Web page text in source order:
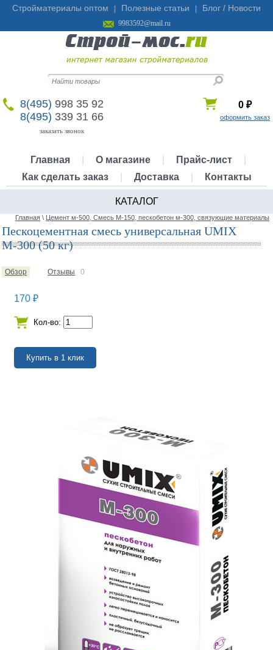
Стройматериалы оптом Полезные статьи Блог / Новости
9983592@mail.ru
8(495) 998 35 92
8(495) 339 31 66
заказать звонок
0 ₽
оформить заказ
Главная О магазине Прайс-лист
Как сделать заказ
Доставка Контакты
КАТАЛОГ
Главная \ Цемент м-500, Смесь М-150, пескобетон м-300, связующие материалы
Пескоцементная смесь универсальная UMIX
М-300 (50 кг)
Обзор Отзывы 0
170 ₽
Кол-во: